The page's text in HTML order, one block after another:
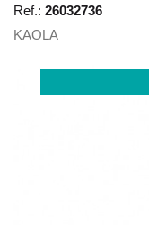
Ref.: 26032736
KAOLA